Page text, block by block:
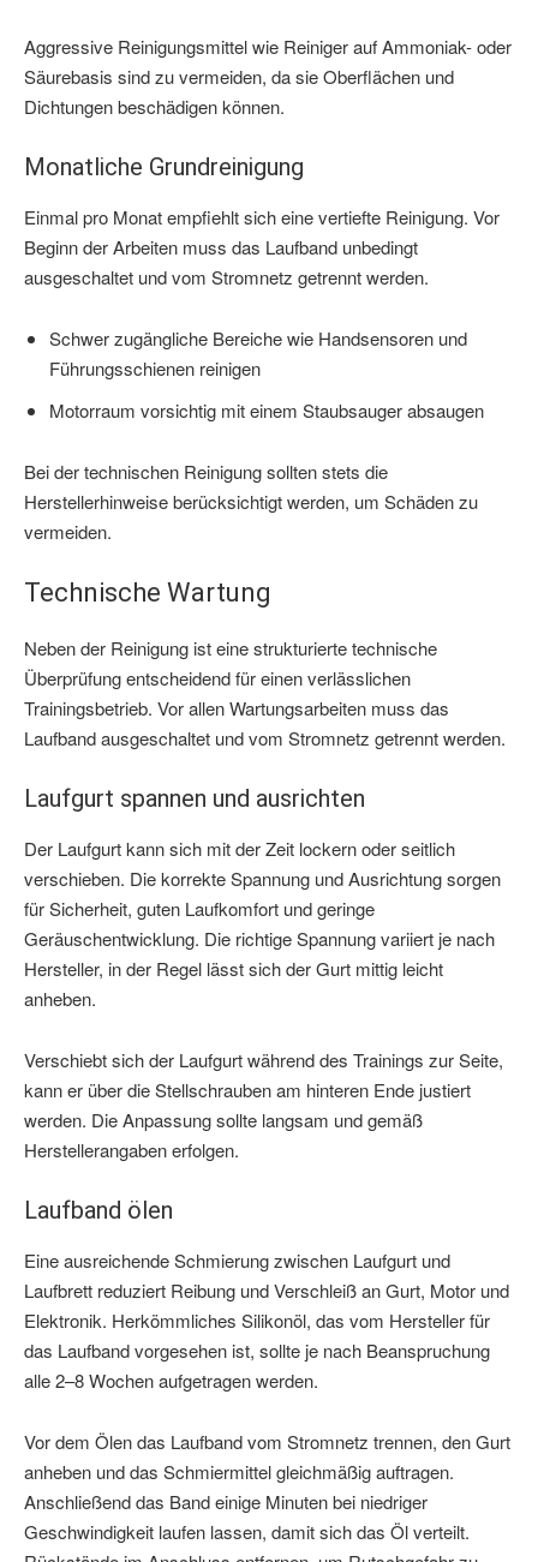
Aggressive Reinigungsmittel wie Reiniger auf Ammoniak- oder
Säurebasis sind zu vermeiden, da sie Oberflächen und
Dichtungen beschädigen können.
Monatliche Grundreinigung
Einmal pro Monat empfiehlt sich eine vertiefte Reinigung. Vor
Beginn der Arbeiten muss das Laufband unbedingt
ausgeschaltet und vom Stromnetz getrennt werden.
Schwer zugängliche Bereiche wie Handsensoren und
Führungsschienen reinigen
Motorraum vorsichtig mit einem Staubsauger absaugen
Bei der technischen Reinigung sollten stets die
Herstellerhinweise berücksichtigt werden, um Schäden zu
vermeiden.
Technische Wartung
Neben der Reinigung ist eine strukturierte technische
Überprüfung entscheidend für einen verlässlichen
Trainingsbetrieb. Vor allen Wartungsarbeiten muss das
Laufband ausgeschaltet und vom Stromnetz getrennt werden.
Laufgurt spannen und ausrichten
Der Laufgurt kann sich mit der Zeit lockern oder seitlich
verschieben. Die korrekte Spannung und Ausrichtung sorgen
für Sicherheit, guten Laufkomfort und geringe
Geräuschentwicklung. Die richtige Spannung variiert je nach
Hersteller, in der Regel lässt sich der Gurt mittig leicht
anheben.
Verschiebt sich der Laufgurt während des Trainings zur Seite,
kann er über die Stellschrauben am hinteren Ende justiert
werden. Die Anpassung sollte langsam und gemäß
Herstellerangaben erfolgen.
Laufband ölen
Eine ausreichende Schmierung zwischen Laufgurt und
Laufbrett reduziert Reibung und Verschleiß an Gurt, Motor und
Elektronik. Herkömmliches Silikonöl, das vom Hersteller für
das Laufband vorgesehen ist, sollte je nach Beanspruchung
alle 2–8 Wochen aufgetragen werden.
Vor dem Ölen das Laufband vom Stromnetz trennen, den Gurt
anheben und das Schmiermittel gleichmäßig auftragen.
Anschließend das Band einige Minuten bei niedriger
Geschwindigkeit laufen lassen, damit sich das Öl verteilt.